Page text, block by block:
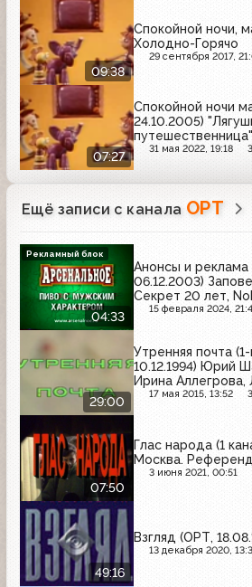
09:38
Спокойной ночи,
Холодно-Горячо
29 сентября 2017,
07:27
Спокойной ночи
24.10.2005)
путешественница"
31 мая 2022, 19:18
Ещё записи с канала ОРТ
04:33
Анонсы и реклама
06.12.2003)
Секрет 20 лет,
Выборы-2003,
15 февраля 2024,
Рекламный блок
29:00
Утренняя почта
10.12.1994) Юрий
Ирина Аллегрова,
Романиди,
17 мая 2015, 13:52
07:50
Глас народа (1
Москва.
3 июня 2021, 00:51
49:16
Взгляд (ОРТ,
13 декабря 2020,